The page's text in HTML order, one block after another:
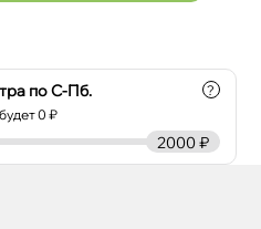
по С-Пб.
0 ₽
?
2000 ₽